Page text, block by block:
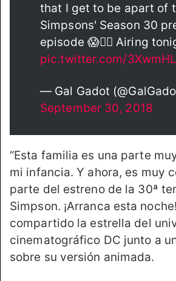
that I get to be apart of
Simpsons' Season 30
episode 😱🙆‍♀️ Airing
pic.twitter.com/
— Gal Gadot
September 30, 2018
“Esta familia es una parte
mi infancia. Y ahora, es muy
parte del estreno de la 30ª
Simpson. ¡Arranca esta
compartido la estrella del
cinematográfico DC junto a
sobre su versión animada.